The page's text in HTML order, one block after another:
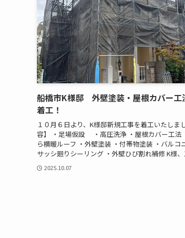
船橋市K様邸 外壁塗装・屋根カバー工
着工！
１０月６日より、K様邸新規工事を着工いたしま
容】 ・足場仮設 ・高圧洗浄 ・屋根カバー工
ら横暖ルーフ ・外壁塗装 ・付帯物塗装 ・バルコ
サッシ廻りシーリング ・外壁ひび割れ補修 K様
2025.10.07